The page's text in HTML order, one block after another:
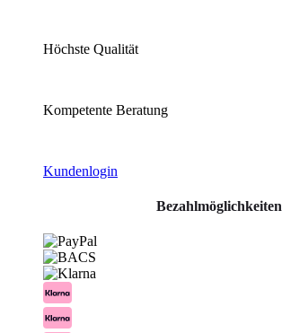
Höchste Qualität
Kompetente Beratung
Kundenlogin
Bezahlmöglichkeiten